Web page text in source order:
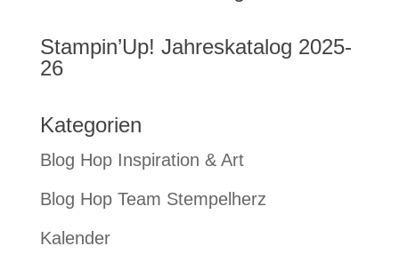
Stampin’Up! Jahreskatalog 2025-
26
Kategorien
Blog Hop Inspiration & Art
Blog Hop Team Stempelherz
Kalender